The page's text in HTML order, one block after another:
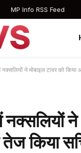
MP Info RSS Feed
नक्सलियों ने मोबाइल टावर को
ने
किया